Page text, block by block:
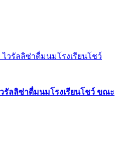
รัลลิซ่าดื่มนมโรงเรียนโชว์ ขณะ